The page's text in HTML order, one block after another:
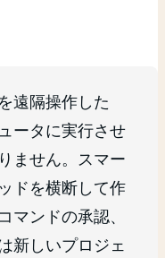
遠隔操作した
ータに実行させ
ません。スマー
ドを横断して作
マンドの承認、
新しいプロジェ